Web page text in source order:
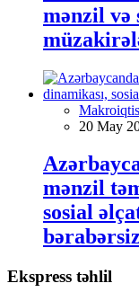
mənzil və
20 May
mənzil
sosial
Ekspress təhlil